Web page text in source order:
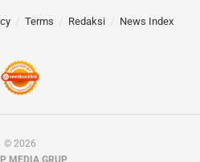
Terms Redaksi News Index
© 2026
MEDIA GRUP